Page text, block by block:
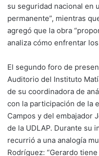
su seguridad nacional en
permanente”, mientras
agregó que la obra
analiza cómo enfrentar los
El segundo foro de
Auditorio del Instituto
de su coordinadora de
con la participación de la
Campos y del embajador
de la UDLAP. Durante su
recurrió a una analogía
Rodríguez: “Gerardo